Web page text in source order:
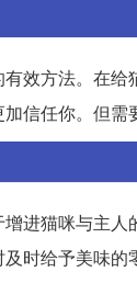
效方法。在
信任你。但需
进猫咪与主人
时给予美味的